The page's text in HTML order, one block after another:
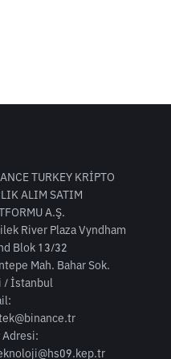
TURKEY KRİPTO
ALIM SATIM
A.Ş.
River Plaza Vyndham
Blok 13/32
Mah. Bahar Sok.
/ İstanbul
Adresi: